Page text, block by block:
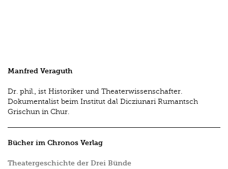
Manfred Veraguth
Dr. phil., ist Historiker und ­Theaterwissenschafter.
Dokumentalist beim Institut dal Dicziunari Rumantsch
Grischun in Chur.
Bücher im Chronos Verlag
Theatergeschichte der Drei Bünde